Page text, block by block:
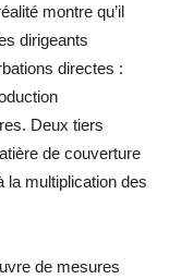
montre qu’il
dirigeants
directes :
Deux tiers
de couverture
la multiplication des
de mesures